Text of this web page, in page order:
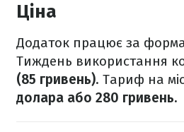
Ціна
Додаток працює за
Тиждень використання
(85 гривень). Тариф на
долара або 280 гривень.